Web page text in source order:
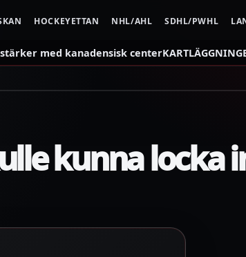
HOCKEYETTAN NHL/AHL SDHL/PWHL
med kanadensisk center
kunna locka